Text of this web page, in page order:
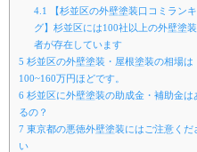
4.1
【杉並区の外壁塗装口コミラン
グ】杉並区には100社以上の外壁塗
者が存在しています
5 杉並区の外壁塗装・屋根塗装の相場は
100~160万円ほどです。
6 杉並区に外壁塗装の助成金・補助金は
るの？
7 東京都の悪徳外壁塗装にはご注意くだ
い